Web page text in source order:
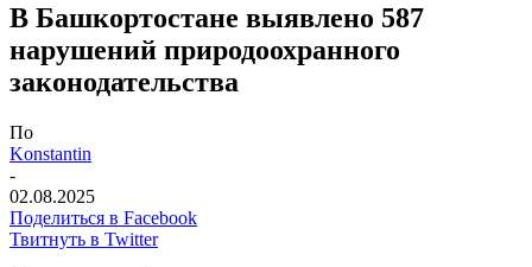
В Башкортостане выявлено 587
нарушений природоохранного
законодательства
По
Konstantin
-
02.08.2025
Поделиться в Facebook
Твитнуть в Twitter